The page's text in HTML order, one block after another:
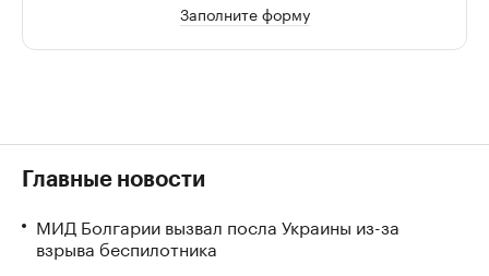
Заполните форму
Главные новости
МИД Болгарии вызвал посла Украины из-за
взрыва беспилотника